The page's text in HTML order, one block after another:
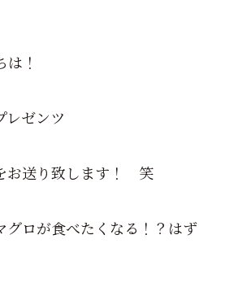
！
レゼンツ
お送り致します！ 笑
グロが食べたくなる！？はず